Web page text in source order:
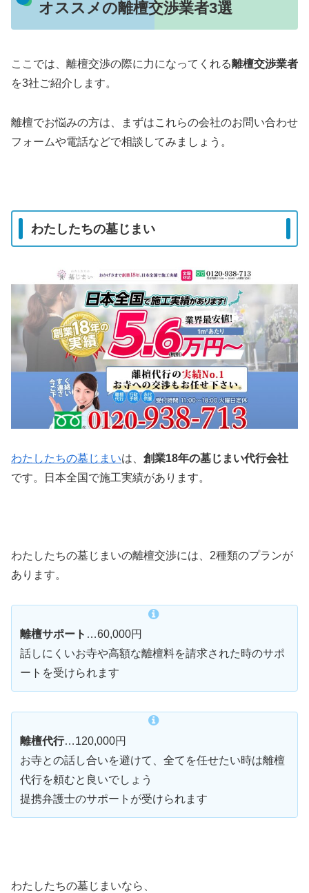
オススメの離檀交渉業者3選
ここでは、離檀交渉の際に力になってくれる離檀交渉業者
を3社ご紹介します。
離檀でお悩みの方は、まずはこれらの会社のお問い合わせ
フォームや電話などで相談してみましょう。
わたしたちの墓じまい
わたしたちの墓じまいは、 創業18年の墓じまい代行会社
です。日本全国で施工実績があります。
わたしたちの墓じまいの離檀交渉には、2種類のプランが
あります。
離檀サポート …60,000円
話しにくいお寺や高額な離檀料を請求された時のサポ
ートを受けられます
離檀代行…120,000円
お寺との話し合いを避けて、全てを任せたい時は離檀
代行を頼むと良いでしょう
提携弁護士のサポートが受けられます
わたしたちの墓じまいなら、